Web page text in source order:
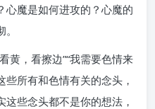
心魔是如何进攻的？心魔的
黄，看擦边”“我需要色情来
些所有和色情有关的念头，
些念头都不是你的想法，